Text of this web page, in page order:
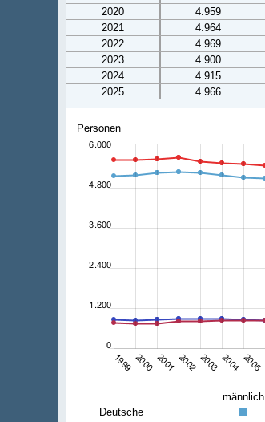
2020
4.959
2021
4.964
2022
4.969
2023
4.900
2024
4.915
2025
4.966
männlich
Deutsche